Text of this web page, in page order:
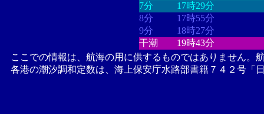
7分
17時29分
8分
17時55分
9分
18時27分
干潮
19時43分
ここでの情報は、航海の用に供するものではありません。
各港の潮汐調和定数は、海上保安庁水路部書籍７４２号「